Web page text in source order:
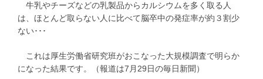
牛乳やチーズなどの乳製品からカルシウムを多く取る人
は、ほとんど取らない人に比べて脳卒中の発症率が約３割少
ない･･･
これは厚生労働省研究班がおこなった大規模調査で明らか
になった結果です。（報道は7月29日の毎日新聞）